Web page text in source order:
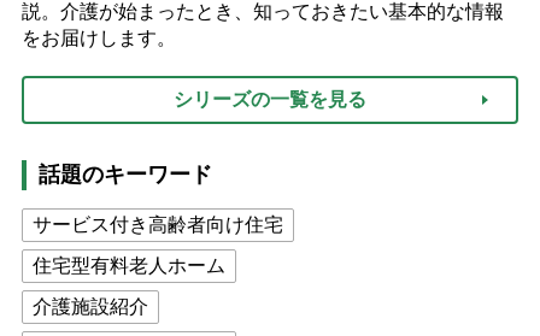
説。介護が始まったとき、知っておきたい基本的な情報
をお届けします。
シリーズの一覧を見る
話題のキーワード
サービス付き高齢者向け住宅
住宅型有料老人ホーム
介護施設紹介